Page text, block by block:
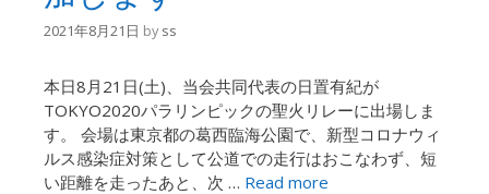
2021年8月21日 byss
本日8月21日(土)、当会共同代表の日置有紀が
TOKYO2020パラリンピックの聖火リレーに出場しま
す。 会場は東京都の葛西臨海公園で、新型コロナウィ
ルス感染症対策として公道での走行はおこなわず、短
い距離を走ったあと、次 … Read more